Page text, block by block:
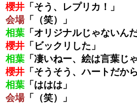
櫻井 「そう、レプリカ！」
会場「（笑）」
相葉 「オリジナルじゃないんだ
櫻井 「ビックリした」
相葉 「凄いねー、絵は言葉じ
櫻井 「そうそう、ハートだから
相葉 「ははは」
会場「（笑）」